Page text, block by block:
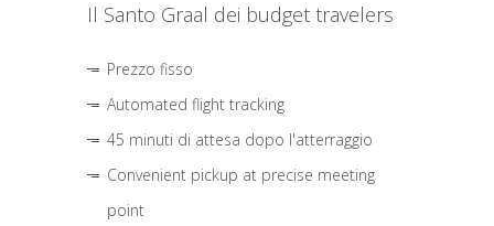
Il Santo Graal dei budget travelers
Prezzo fisso
Automated flight tracking
45 minuti di attesa dopo l'atterraggio
Convenient pickup at precise meeting
point